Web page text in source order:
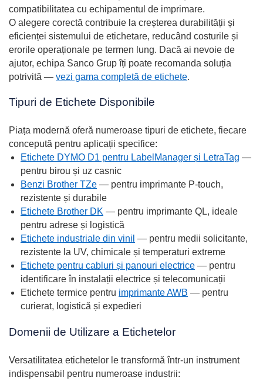
compatibilitatea cu echipamentul de imprimare.
O alegere corectă contribuie la creșterea durabilității și
eficienței sistemului de etichetare, reducând costurile și
erorile operaționale pe termen lung. Dacă ai nevoie de
ajutor, echipa Sanco Grup îți poate recomanda soluția
potrivită — vezi gama completă de etichete.
Tipuri de Etichete Disponibile
Piața modernă oferă numeroase tipuri de etichete, fiecare
concepută pentru aplicații specifice:
Etichete DYMO D1 pentru LabelManager și LetraTag —
pentru birou și uz casnic
Benzi Brother TZe — pentru imprimante P-touch,
rezistente și durabile
Etichete Brother DK — pentru imprimante QL, ideale
pentru adrese și logistică
Etichete industriale din vinil — pentru medii solicitante,
rezistente la UV, chimicale și temperaturi extreme
Etichete pentru cabluri și panouri electrice — pentru
identificare în instalații electrice și telecomunicații
Etichete termice pentru imprimante AWB — pentru
curierat, logistică și expedieri
Domenii de Utilizare a Etichetelor
Versatilitatea etichetelor le transformă într-un instrument
indispensabil pentru numeroase industrii: